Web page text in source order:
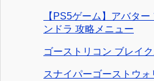
【PS5ゲーム】アバタ
ンドラ 攻略メニュー
ゴーストリコン ブレイ
スナイパーゴーストウ